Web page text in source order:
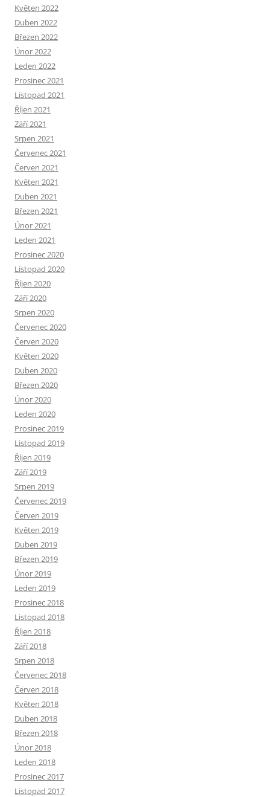
Květen 2022
Duben 2022
Březen 2022
Únor 2022
Leden 2022
Prosinec 2021
Listopad 2021
Říjen 2021
Září 2021
Srpen 2021
Červenec 2021
Červen 2021
Květen 2021
Duben 2021
Březen 2021
Únor 2021
Leden 2021
Prosinec 2020
Listopad 2020
Říjen 2020
Září 2020
Srpen 2020
Červenec 2020
Červen 2020
Květen 2020
Duben 2020
Březen 2020
Únor 2020
Leden 2020
Prosinec 2019
Listopad 2019
Říjen 2019
Září 2019
Srpen 2019
Červenec 2019
Červen 2019
Květen 2019
Duben 2019
Březen 2019
Únor 2019
Leden 2019
Prosinec 2018
Listopad 2018
Říjen 2018
Září 2018
Srpen 2018
Červenec 2018
Červen 2018
Květen 2018
Duben 2018
Březen 2018
Únor 2018
Leden 2018
Prosinec 2017
Listopad 2017